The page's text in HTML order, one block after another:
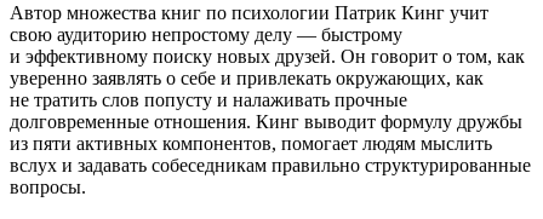
Автор множества книг по психологии Патрик Кинг учит
свою аудиторию непростому делу — быстрому
и эффективному поиску новых друзей. Он говорит о том, как
уверенно заявлять о себе и привлекать окружающих, как
не тратить слов попусту и налаживать прочные
долговременные отношения. Кинг выводит формулу дружбы
из пяти активных компонентов, помогает людям мыслить
вслух и задавать собеседникам правильно структурированные
вопросы.